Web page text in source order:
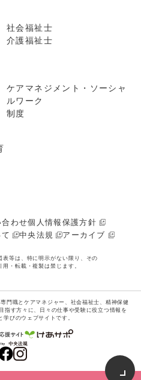
社会福祉士
介護福祉士
ケアマネジメント・ソーシャ
ルワーク
制度
合わせ個人情報保護方針
中央法規 アーカイブ
等は、特に明示がない限り、その
・転載・複製は禁じます。
門職とケアマネジャー、社会福祉士、精神保健
指す方々に、日々の仕事や受験に役立つ情報を
学びのウェブサイトです。